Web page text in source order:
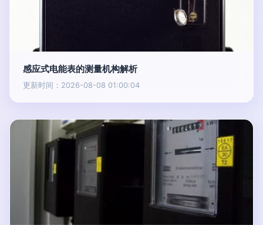
感应式电能表的测量机构解析
更新时间：2026-08-08 01:00:04